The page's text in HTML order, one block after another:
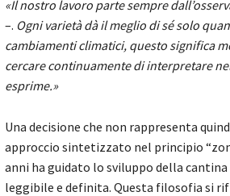
«Il nostro lavoro parte sempre
–. Ogni varietà dà il meglio di sé solo
cambiamenti climatici, questo significa
cercare continuamente di interpretare
esprime.»
Una decisione che non rappresenta
approccio sintetizzato nel principio
anni ha guidato lo sviluppo della
leggibile e definita. Questa filosofia si